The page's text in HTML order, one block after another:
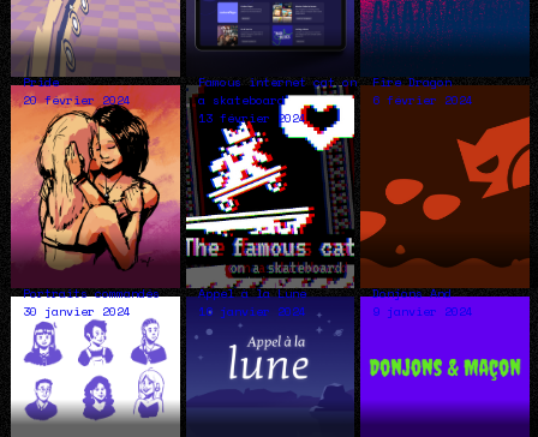
Pride
20 février 2024
Famous internet cat on
a skateboard
13 février 2024
Fire Dragon
6 février 2024
Portraits commandés
30 janvier 2024
Appel à la Lune
16 janvier 2024
Donjons And
9 janvier 2024